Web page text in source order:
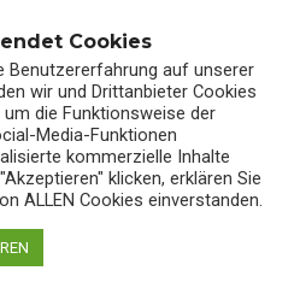
Cookies
Benutzererfahrung auf unserer
wir und Drittanbieter Cookies
die Funktionsweise der
Media-Funktionen
kommerzielle Inhalte
klicken, erklären Sie
ALLEN Cookies einverstanden.